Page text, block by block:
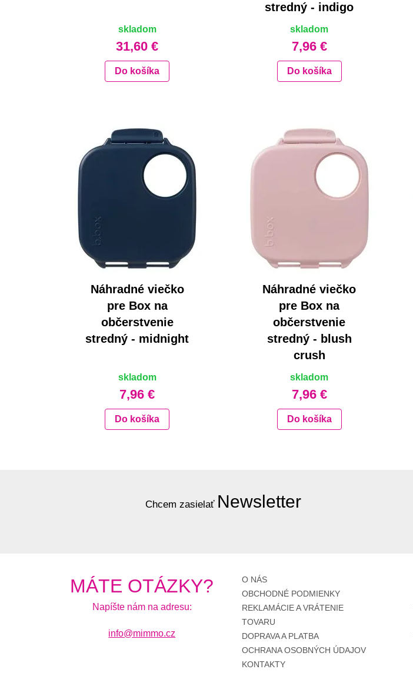
skladom
31,60 €
Do košíka
stredný - indigo
skladom
7,96 €
Do košíka
Náhradné viečko
pre Box na
občerstvenie
stredný - midnight
skladom
7,96 €
Do košíka
Náhradné viečko
pre Box na
občerstvenie
stredný - blush
crush
skladom
7,96 €
Do košíka
Chcem zasielať Newsletter
MÁTE OTÁZKY?
Napíšte nám na adresu:
info@mimmo.cz
O NÁS
OBCHODNÉ PODMIENKY
REKLAMÁCIE A VRÁTENIE
TOVARU
DOPRAVA A PLATBA
OCHRANA OSOBNÝCH ÚDAJOV
KONTAKTY